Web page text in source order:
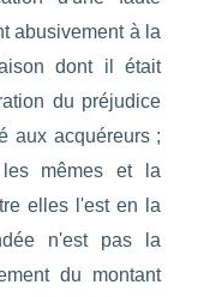
abusivement à la
dont il était
du préjudice
aux acquéreurs ;
mêmes et la
elles l'est en la
n'est pas la
du montant